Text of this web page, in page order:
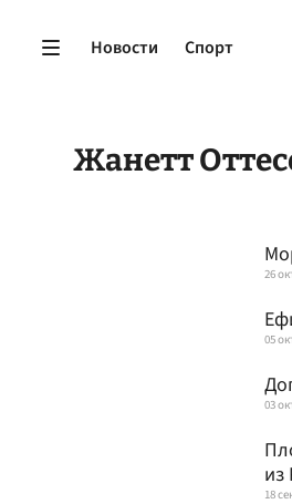
Новости Спорт
Жанетт
26
05
03
из
18